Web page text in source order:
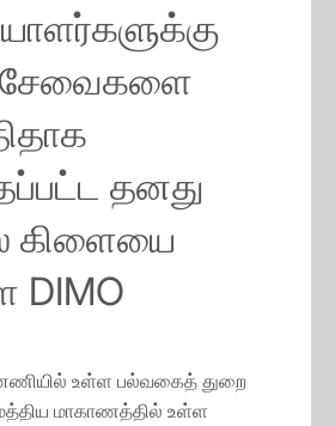
சேவைகளை
தனது
கிளையை
DIMO
உள்ள பல்வகைத் துறை
மாகாணத்தில் உள்ள